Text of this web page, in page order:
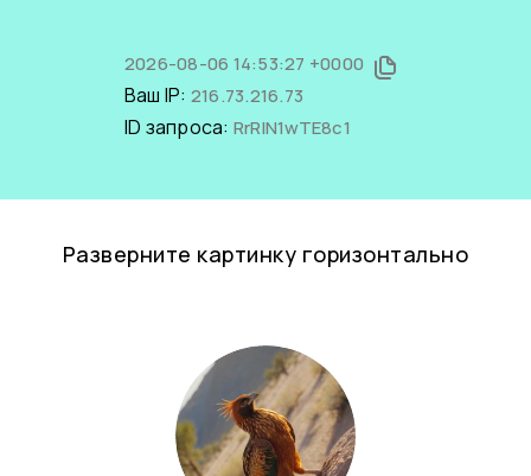
2026-08-06 14:53:27 +0000
Ваш IP: 216.73.216.73
ID запроса: RrRlN1wTE8c1
Разверните картинку горизонтально